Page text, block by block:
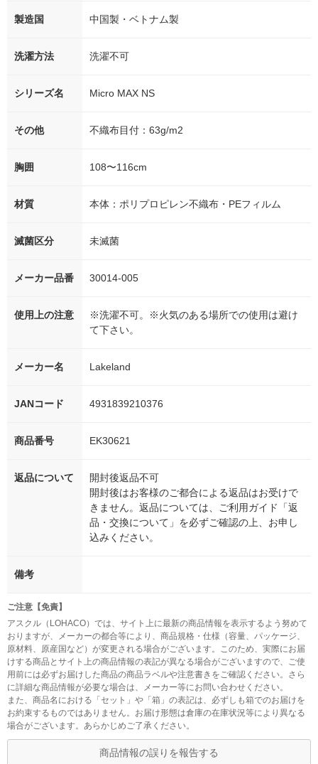
製造国 中国製・ベトナム製
洗濯方法 洗濯不可
シリーズ名 Micro MAX NS
その他 不織布目付：63g/m2
胸囲 108〜116cm
材質 本体：ポリプロピレン不織布・PEフィルム
滅菌区分 未滅菌
メーカー品番 30014-005
使用上の注意
※洗濯不可。※火気のある場所での使用は避け
て下さい。
メーカー名 Lakeland
JANコード 4931839210376
商品番号 EK30621
返品について
開封後返品不可
開封後はお客様のご都合による返品はお受けで
きません。返品については、ご利用ガイド「返
品・交換について」を必ずご確認の上、お申し
込みください。
備考
ご注意【免責】
アスクル（LOHACO）では、サイト上に最新の商品情報を表示するよう努めて
おりますが、メーカーの都合等により、商品規格・仕様（容量、パッケージ、
原材料、原産国など）が変更される場合がございます。このため、実際にお届
けする商品とサイト上の商品情報の表記が異なる場合がございますので、ご使
用前には必ずお届けした商品の商品ラベルや注意書きをご確認ください。さら
に詳細な商品情報が必要な場合は、メーカー等にお問い合わせください。
また、商品名における「セット」や「箱」の表記は、必ずしも箱でのお届けを
お約束するものではありません。お届け形態は倉庫の在庫状況等により異なる
場合がございます。あらかじめご了承ください。
商品情報の誤りを報告する